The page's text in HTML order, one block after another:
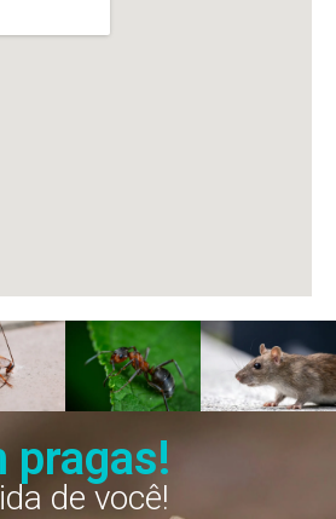
pragas!
de você!